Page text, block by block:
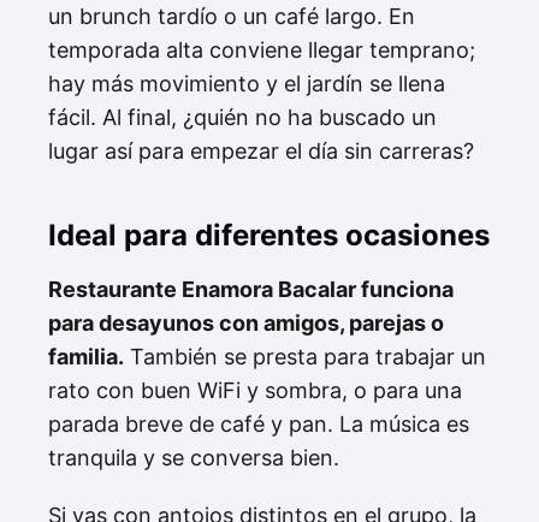
un brunch tardío o un café largo. En
temporada alta conviene llegar temprano;
hay más movimiento y el jardín se llena
fácil. Al final, ¿quién no ha buscado un
lugar así para empezar el día sin carreras?
Ideal para diferentes ocasiones
Restaurante Enamora Bacalar funciona
para desayunos con amigos, parejas o
familia. También se presta para trabajar un
rato con buen WiFi y sombra, o para una
parada breve de café y pan. La música es
tranquila y se conversa bien.
Si vas con antojos distintos en el grupo, la